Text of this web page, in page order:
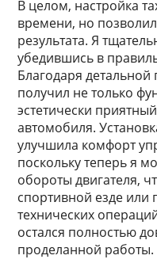
В целом, настройка
времени, но
результата. Я
убедившись в
Благодаря детальной
получил не только
эстетически
автомобиля.
улучшила комфорт
поскольку теперь я
обороты двигателя,
спортивной езде
технических
остался полностью
проделанной работы.